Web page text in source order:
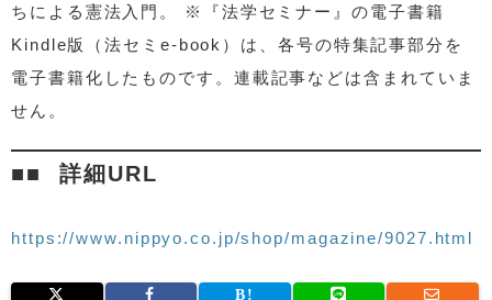
ちによる憲法入門。 ※『法学セミナー』の電子書籍
Kindle版（法セミe-book）は、各号の特集記事部分を
電子書籍化したものです。連載記事などは含まれていま
せん。
詳細URL
https://www.nippyo.co.jp/shop/magazine/9027.html